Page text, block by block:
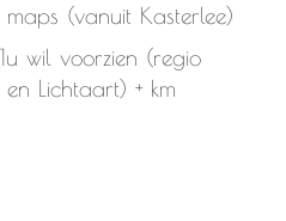
(vanuit Kasterlee)
wil voorzien (regio
Lichtaart) + km